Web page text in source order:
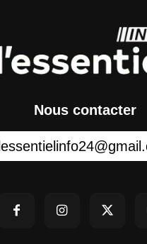
Nous contacter